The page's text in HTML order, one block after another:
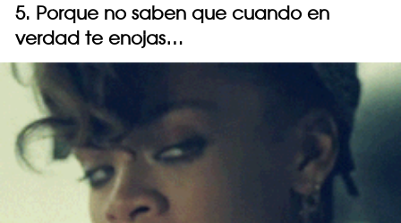
5. Porque no saben que cuando en
verdad te enojas…